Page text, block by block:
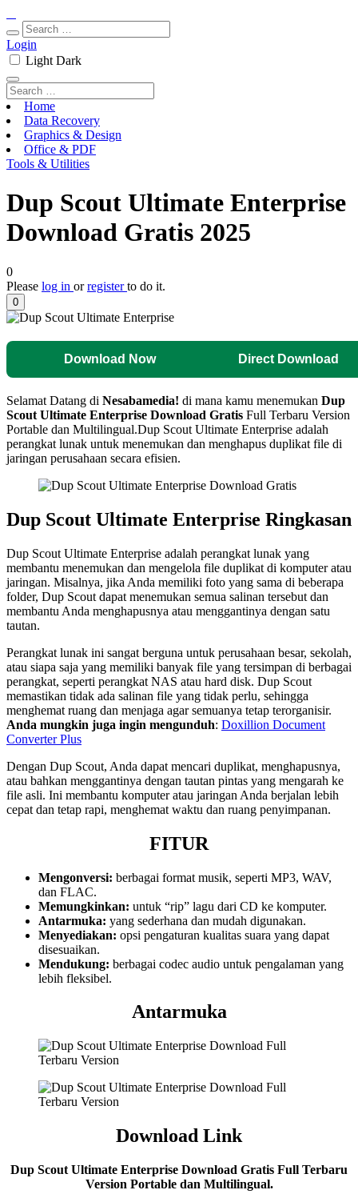
Login
Light Dark
Home
Data Recovery
Graphics & Design
Office & PDF
Tools & Utilities
Dup Scout Ultimate Enterprise
Download Gratis 2025
0
Please log in orregisterto do it.
0
Download Now Direct Download
Selamat Datang di Nesabamedia! di mana kamu menemukan Dup
Scout Ultimate Enterprise Download Gratis Full Terbaru Version
Portable dan Multilingual.Dup Scout Ultimate Enterprise adalah
perangkat lunak untuk menemukan dan menghapus duplikat file di
jaringan perusahaan secara efisien.
Dup Scout Ultimate Enterprise Ringkasan
Dup Scout Ultimate Enterprise adalah perangkat lunak yang
membantu menemukan dan mengelola file duplikat di komputer atau
jaringan. Misalnya, jika Anda memiliki foto yang sama di beberapa
folder, Dup Scout dapat menemukan semua salinan tersebut dan
membantu Anda menghapusnya atau menggantinya dengan satu
tautan.
Perangkat lunak ini sangat berguna untuk perusahaan besar, sekolah,
atau siapa saja yang memiliki banyak file yang tersimpan di berbagai
perangkat, seperti perangkat NAS atau hard disk. Dup Scout
memastikan tidak ada salinan file yang tidak perlu, sehingga
menghemat ruang dan menjaga agar semuanya tetap terorganisir.
Anda mungkin juga ingin mengunduh: Doxillion Document
Converter Plus
Dengan Dup Scout, Anda dapat mencari duplikat, menghapusnya,
atau bahkan menggantinya dengan tautan pintas yang mengarah ke
file asli. Ini membantu komputer atau jaringan Anda berjalan lebih
cepat dan tetap rapi, menghemat waktu dan ruang penyimpanan.
FITUR
Mengonversi: berbagai format musik, seperti MP3, WAV,
dan FLAC.
Memungkinkan: untuk “rip” lagu dari CD ke komputer.
Antarmuka: yang sederhana dan mudah digunakan.
Menyediakan: opsi pengaturan kualitas suara yang dapat
disesuaikan.
Mendukung: berbagai codec audio untuk pengalaman yang
lebih fleksibel.
Antarmuka
Download Link
Dup Scout Ultimate Enterprise Download Gratis Full Terbaru
Version Portable dan Multilingual.